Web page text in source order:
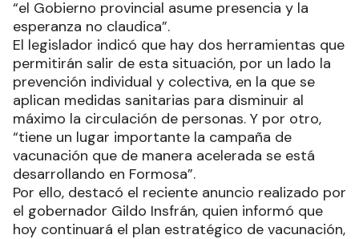
“el Gobierno provincial asume presencia y la
esperanza no claudica”.
El legislador indicó que hay dos herramientas que
permitirán salir de esta situación, por un lado la
prevención individual y colectiva, en la que se
aplican medidas sanitarias para disminuir al
máximo la circulación de personas. Y por otro,
“tiene un lugar importante la campaña de
vacunación que de manera acelerada se está
desarrollando en Formosa”.
Por ello, destacó el reciente anuncio realizado por
el gobernador Gildo Insfrán, quien informó que
hoy continuará el plan estratégico de vacunación,